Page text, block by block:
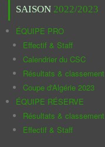
SAISON 2022/2023
ÉQUIPE PRO
Effectif & Staff
Calendrier du CSC
Résultats & classement
Coupe d'Algérie 2023
ÉQUIPE RÉSERVE
Résultats & classement
Effectif & Staff